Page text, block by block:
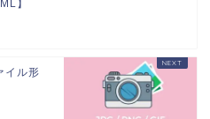
】
イル形